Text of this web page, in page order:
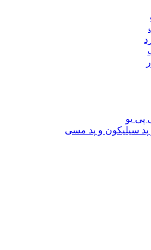
یو
پد سیلیکون و پد مسی